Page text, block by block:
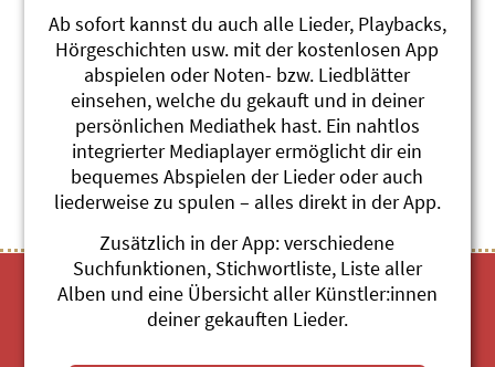
Nume mit Gliichgwicht
Andrew Bond
Chleiderchischte
#Balancieren #Turnen #Zirkus
Themenübersicht Stichwörter A-Z
Ab sofort kannst du auch alle Lieder, Playbacks,
Hörgeschichten usw. mit der kostenlosen App
abspielen oder Noten- bzw. Liedblätter
einsehen, welche du gekauft und in deiner
persönlichen Mediathek hast. Ein nahtlos
integrierter Mediaplayer ermöglicht dir ein
bequemes Abspielen der Lieder oder auch
liederweise zu spulen – alles direkt in der App.
Zusätzlich in der App: verschiedene
Suchfunktionen, Stichwortliste, Liste aller
Alben und eine Übersicht aller Künstler:innen
deiner gekauften Lieder.